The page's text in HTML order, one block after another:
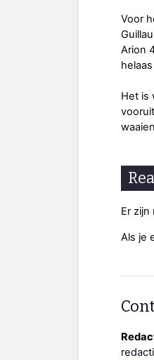
Voor
Arion
Het is
Er
Als je